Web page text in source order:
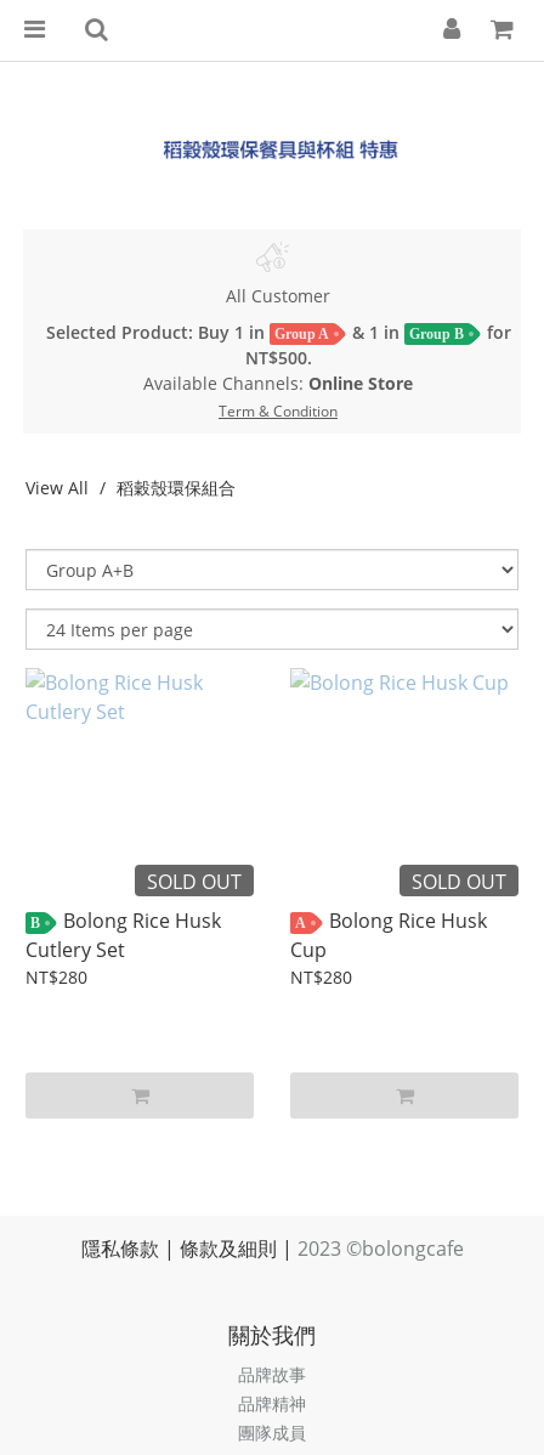
All Customer
Selected Product: Buy 1 in
Group A & 1 in Group B
for
NT$500.
Available Channels: Online Store
Term & Condition
View All 稻穀殼環保組合
SOLD OUT
B
Bolong Rice Husk
Cutlery Set
NT$280
SOLD OUT
A
Bolong Rice Husk
Cup
NT$280
隱私條款 | 條款及細則 | 2023 ©bolongcafe
關於我們
品牌故事
品牌精神
團隊成員